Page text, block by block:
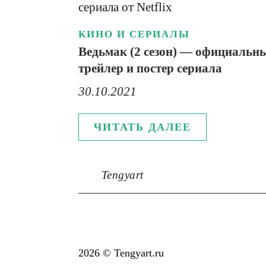
КИНО И СЕРИАЛЫ
Ведьмак (2 сезон) —
трейлер и постер сериала
30.10.2021
ЧИТАТЬ ДАЛЕЕ
Tengyart
2026 © Tengyart.ru